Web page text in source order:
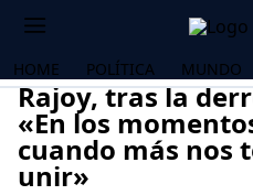
HOME POLÍTICA MUNDO
Rajoy, tras la
«En los
cuando más nos
unir»